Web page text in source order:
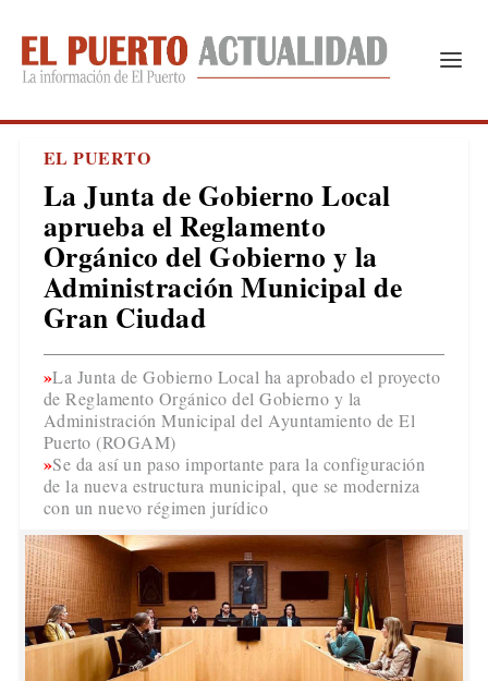
EL PUERTO
La Junta de Gobierno Local
aprueba el Reglamento
Orgánico del Gobierno y la
Administración Municipal de
Gran Ciudad
La Junta de Gobierno Local ha aprobado el proyecto
de Reglamento Orgánico del Gobierno y la
Administración Municipal del Ayuntamiento de El
Puerto (ROGAM)
Se da así un paso importante para la configuración
de la nueva estructura municipal, que se moderniza
con un nuevo régimen jurídico